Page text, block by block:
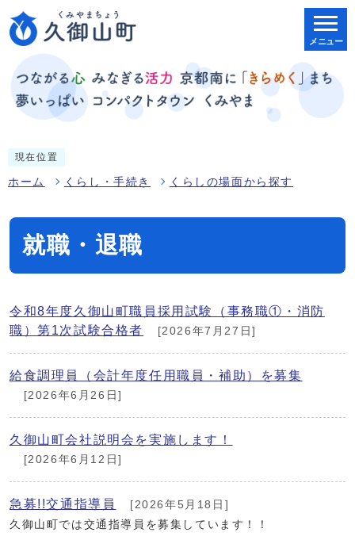
メニュー
現在位置
ホーム くらし・手続き くらしの場面から探す
就職・退職
令和8年度久御山町職員採用試験（事務職①・消防
職）第1次試験合格者
[2026年7月27日]
給食調理員（会計年度任用職員・補助）を募集
[2026年6月26日]
久御山町会社説明会を実施します！
[2026年6月12日]
急募!!交通指導員
[2026年5月18日]
久御山町では交通指導員を募集しています！！